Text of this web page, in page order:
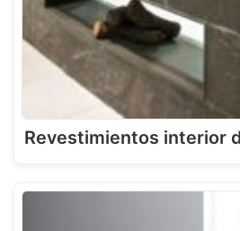
Revestimientos interior